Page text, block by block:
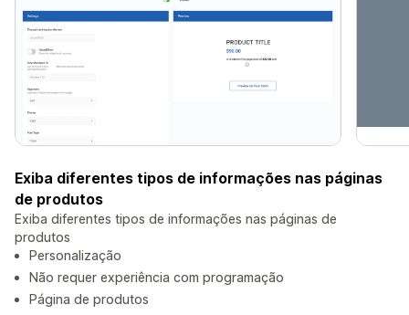
Exiba diferentes tipos de informações nas páginas
de produtos
Exiba diferentes tipos de informações nas páginas de
produtos
Personalização
Não requer experiência com programação
Página de produtos